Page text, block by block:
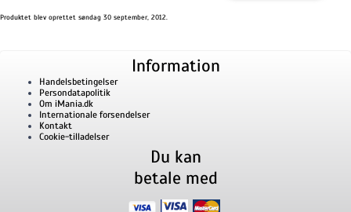
Produktet blev oprettet søndag 30 september, 2012.
Information
Handelsbetingelser
Persondatapolitik
Om iMania.dk
Internationale forsendelser
Kontakt
Cookie-tilladelser
Du kan
betale med